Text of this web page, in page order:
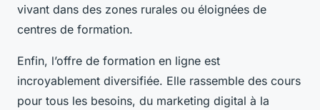
vivant dans des zones rurales ou éloignées de
centres de formation.
Enfin, l’offre de formation en ligne est
incroyablement diversifiée. Elle rassemble des cours
pour tous les besoins, du marketing digital à la